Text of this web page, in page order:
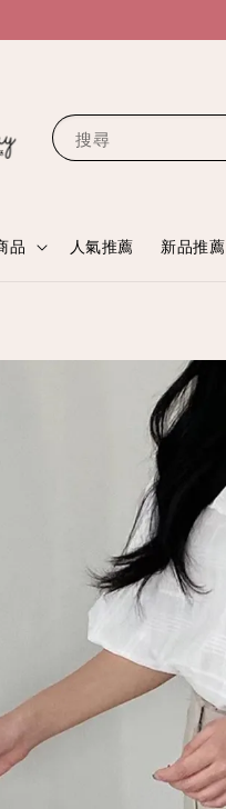
搜尋
品 人氣推薦 新品推薦